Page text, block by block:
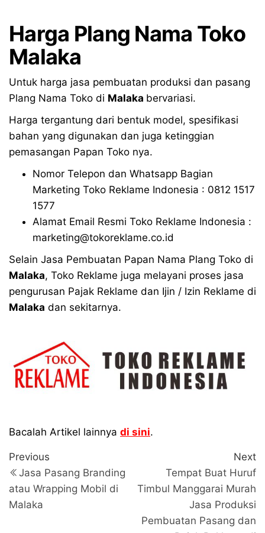
Harga Plang Nama Toko
Malaka
Untuk harga jasa pembuatan produksi dan pasang
Plang Nama Toko di Malaka bervariasi.
Harga tergantung dari bentuk model, spesifikasi
bahan yang digunakan dan juga ketinggian
pemasangan Papan Toko nya.
Nomor Telepon dan Whatsapp Bagian
Marketing Toko Reklame Indonesia : 0812 1517
1577
Alamat Email Resmi Toko Reklame Indonesia :
marketing@tokoreklame.co.id
Selain Jasa Pembuatan Papan Nama Plang Toko di
Malaka, Toko Reklame juga melayani proses jasa
pengurusan Pajak Reklame dan Ijin / Izin Reklame di
Malaka dan sekitarnya.
Bacalah Artikel lainnya di sini.
Navigasi
pos
Previous
Post
Previous
Jasa Pasang Branding
atau Wrapping Mobil di
Malaka
Next
Tempat Buat Huruf
Timbul Manggarai Murah
Jasa Produksi
Pembuatan Pasang dan